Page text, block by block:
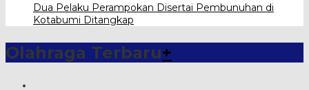
Dua Pelaku Perampokan Disertai Pembunuhan di
Kotabumi Ditangkap
Olahraga Terbaru+